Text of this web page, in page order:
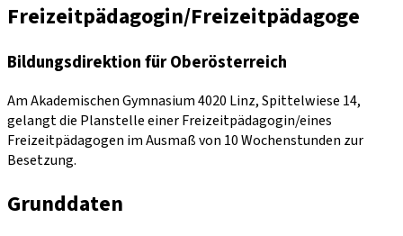
Freizeitpädagogin/Freizeitpädagoge
Bildungsdirektion für Oberösterreich
Am Akademischen Gymnasium 4020 Linz, Spittelwiese 14,
gelangt die Planstelle einer Freizeitpädagogin/eines
Freizeitpädagogen im Ausmaß von 10 Wochenstunden zur
Besetzung.
Grunddaten